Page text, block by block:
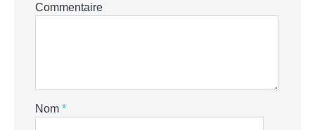
Commentaire
Nom *